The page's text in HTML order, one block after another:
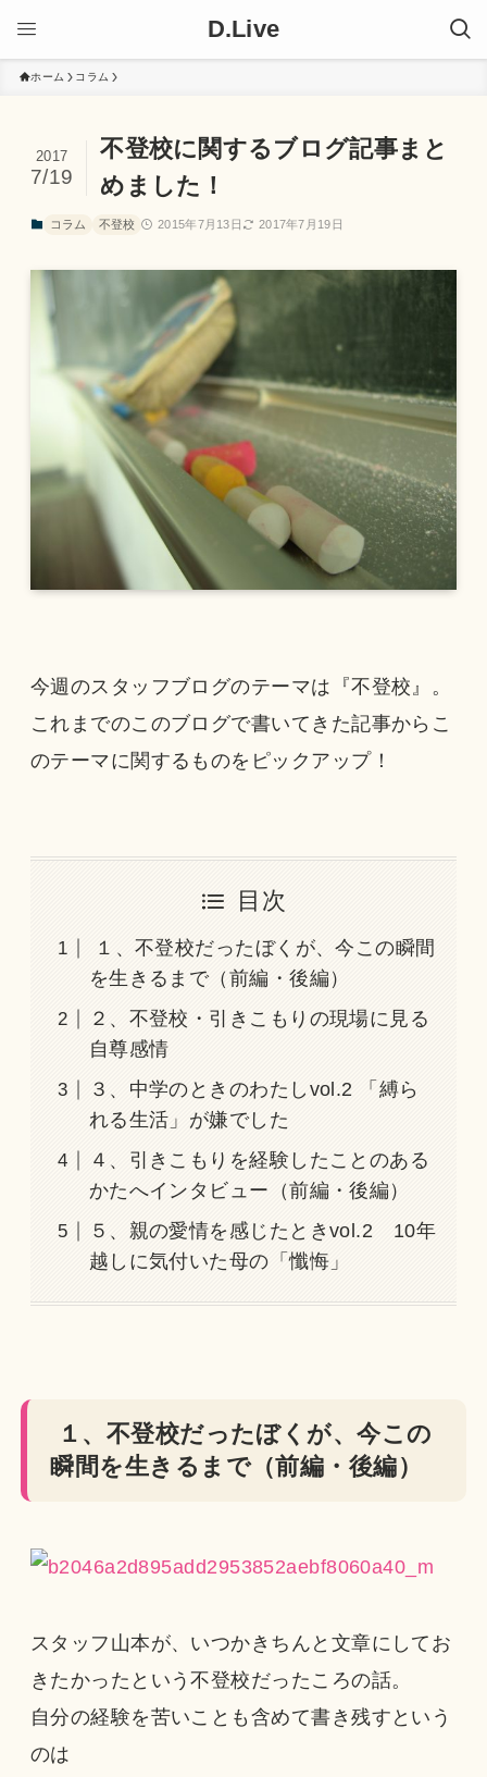
D.Live
ホーム コラム
不登校に関するブログ記事まと
めました！
2017
7/19
コラム 不登校 2015年7月13日 2017年7月19日
今週のスタッフブログのテーマは『不登校』。
これまでのこのブログで書いてきた記事からこ
のテーマに関するものをピックアップ！
目次
１、不登校だったぼくが、今この瞬間
を生きるまで（前編・後編）
２、不登校・引きこもりの現場に見る
自尊感情
３、中学のときのわたしvol.2 「縛ら
れる生活」が嫌でした
４、引きこもりを経験したことのある
かたへインタビュー（前編・後編）
５、親の愛情を感じたときvol.2 10年
越しに気付いた母の「懺悔」
１、不登校だったぼくが、今この
瞬間を生きるまで（前編・後編）
スタッフ山本が、いつかきちんと文章にしてお
きたかったという不登校だったころの話。
自分の経験を苦いことも含めて書き残すという
のは